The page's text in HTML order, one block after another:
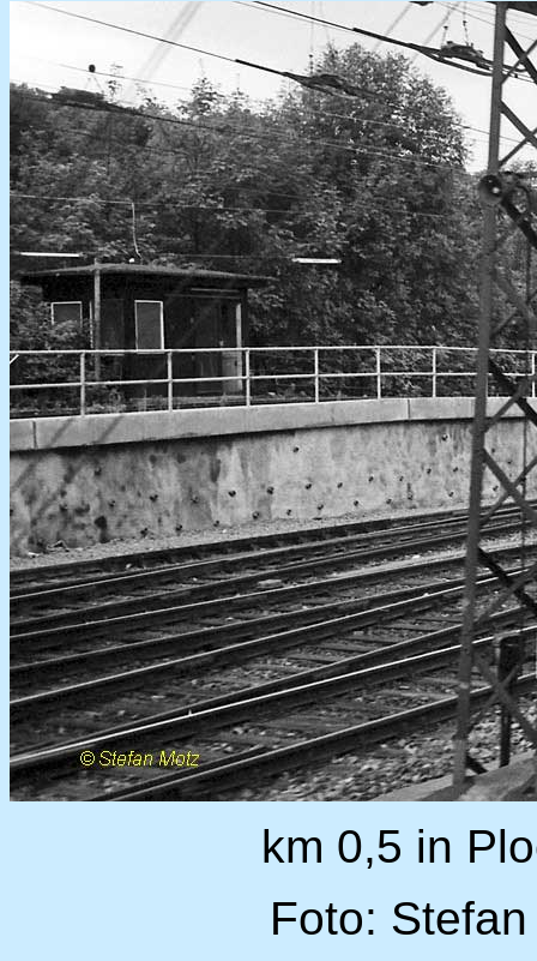
km 0,5 in
Foto: